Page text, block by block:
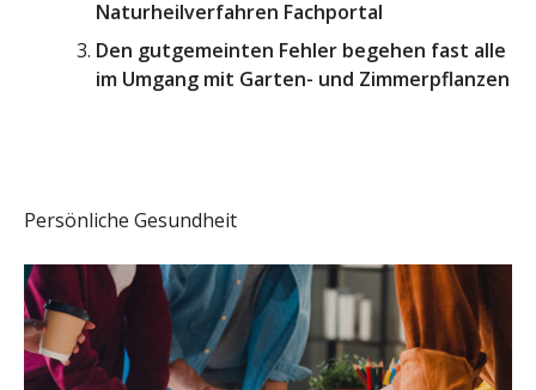
Naturheilverfahren Fachportal
Den gutgemeinten Fehler begehen fast alle
im Umgang mit Garten- und Zimmerpflanzen
Persönliche Gesundheit